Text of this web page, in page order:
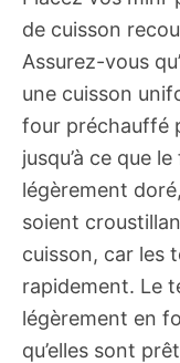
de cuisson
Assurez-vous
une cuisson
four préchauffé
jusqu’à ce que
légèrement
soient
cuisson, car les
rapidement. Le
légèrement en
qu’elles sont